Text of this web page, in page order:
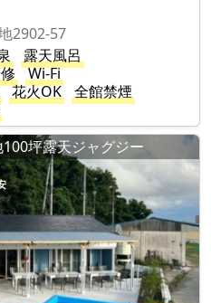
2902-57
露天風呂
Wi-Fi
花火OK
全館禁煙
坪露天ジャグジー